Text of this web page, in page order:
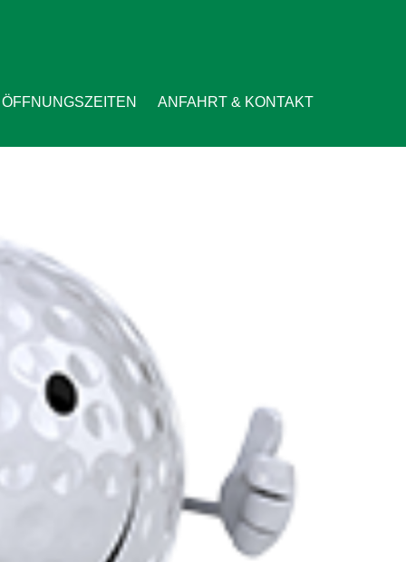
ÖFFNUNGSZEITEN ANFAHRT & KONTAKT